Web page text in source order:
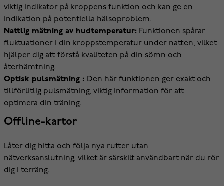
viktig indikator på kroppens funktion och kan ge en
indikation på potentiella hälsoproblem.
Nattlig mätning av hudtemperatur: Funktionen spårar
fluktuationer i din kroppstemperatur under natten, vilket
hjälper dig att förstå kvaliteten på din sömn och
återhämtning.
Optisk pulsmätning : Den här funktionen ger exakt och
tillförlitlig pulsmätning, viktig information för att
optimera din träning.
Offline-kartor
Låter dig hitta och följa nya rutter utan
nätverksanslutning, vilket är särskilt användbart när du rör
dig i terräng.